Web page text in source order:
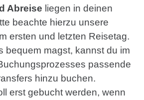
Abreise liegen in deinen
beachte hierzu unsere
ersten und letzten Reisetag.
bequem magst, kannst du im
passende
hinzu buchen.
erst gebucht werden, wenn